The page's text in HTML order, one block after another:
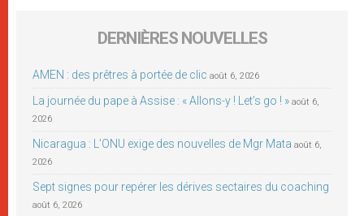
DERNIÈRES NOUVELLES
AMEN : des prêtres à portée de clic août 6, 2026
La journée du pape à Assise : « Allons-y ! Let’s go ! » août 6,
2026
Nicaragua : L’ONU exige des nouvelles de Mgr Mata août 6,
2026
Sept signes pour repérer les dérives sectaires du coaching
août 6, 2026